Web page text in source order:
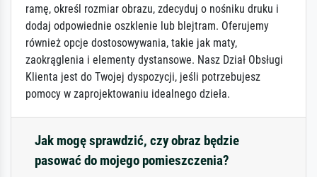
ramę, określ rozmiar obrazu, zdecyduj o nośniku druku i
dodaj odpowiednie oszklenie lub blejtram. Oferujemy
również opcje dostosowywania, takie jak maty,
zaokrąglenia i elementy dystansowe. Nasz Dział Obsługi
Klienta jest do Twojej dyspozycji, jeśli potrzebujesz
pomocy w zaprojektowaniu idealnego dzieła.
Jak mogę sprawdzić, czy obraz będzie
pasować do mojego pomieszczenia?